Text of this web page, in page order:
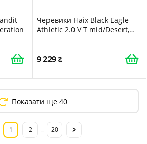
Черевики Haix Black Eagle
Athletic 2.0 V T mid/Desert,
9 229
Показати ще 40
1 2 20